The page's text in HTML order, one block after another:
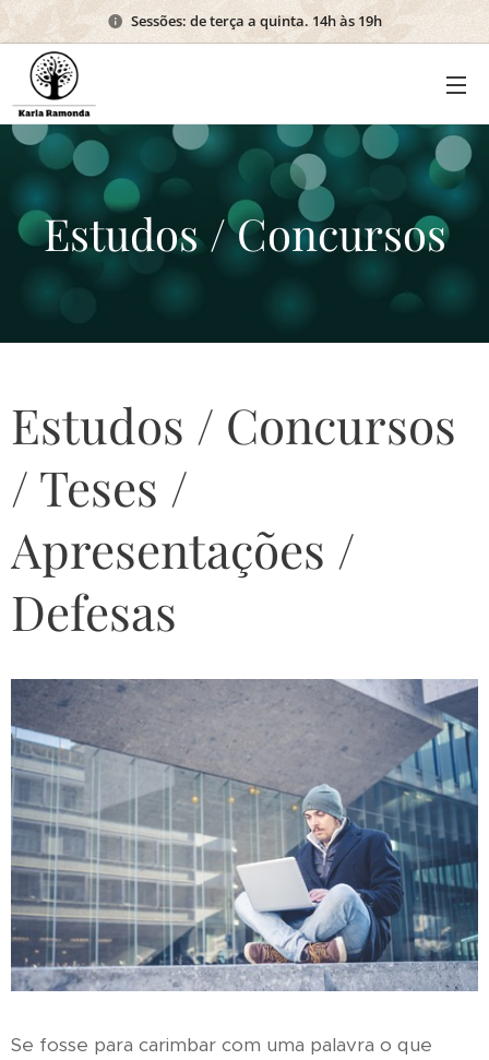
Sessões: de terça a quinta. 14h às 19h
Estudos / Concursos
Estudos / Concursos
/ Teses /
Apresentações /
Defesas
Se fosse para carimbar com uma palavra o que